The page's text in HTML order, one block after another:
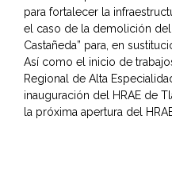
para fortalecer la
el caso de la demolición
Castañeda” para, en
Así como el inicio de
Regional de Alta
inauguración del HRAE de
la próxima apertura del